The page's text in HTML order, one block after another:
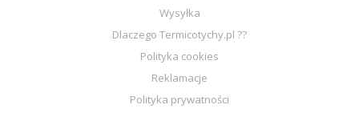
Wysyłka
Dlaczego Termicotychy.pl ??
Polityka cookies
Reklamacje
Polityka prywatności